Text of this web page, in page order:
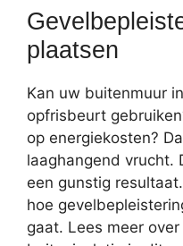
plaatsen
Kan uw buitenmuur
opfrisbeurt
op energiekosten?
laaghangend vrucht.
een gunstig
hoe
gaat. Lees meer